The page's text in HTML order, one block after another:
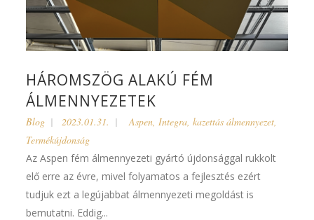
HÁROMSZÖG ALAKÚ FÉM
ÁLMENNYEZETEK
Blog 2023.01.31. Aspen,Integra,kazettás álmennyezet,
Termékújdonság
Az Aspen fém álmennyezeti gyártó újdonsággal rukkolt
elő erre az évre, mivel folyamatos a fejlesztés ezért
tudjuk ezt a legújabbat álmennyezeti megoldást is
bemutatni. Eddig...